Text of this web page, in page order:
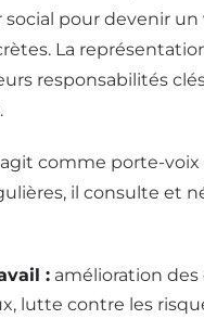
pour devenir
La
responsabilités
agit comme porte-
il consulte et
: amélioration
lutte contre les